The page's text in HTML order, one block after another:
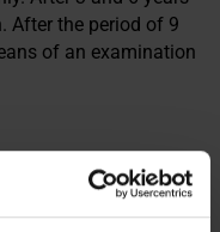
After the period of 9
of an examination
weeks, with a